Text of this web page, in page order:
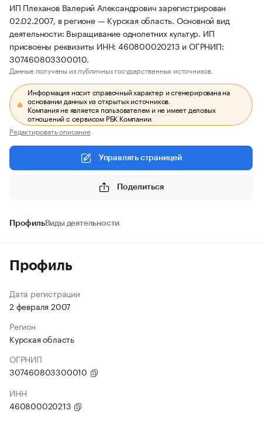
ИП Плеханов Валерий Александрович зарегистрирован
02.02.2007, в регионе — Курская область. Основной вид
деятельности: Выращивание однолетних культур. ИП
присвоены реквизиты ИНН: 460800020213 и ОГРНИП:
307460803300010.
Данные получены из публичных государственных источников.
Информация носит справочный характер и сгенерирована на
основании данных из открытых источников.
Компания не является пользователем и не имеет деловых
отношений с сервисом РБК Компании.
Редактировать описание
Управлять страницей
Поделиться
ПрофильВиды деятельности
Профиль
Дата регистрации
2 февраля 2007
Регион
Курская область
ОГРНИП
307460803300010
ИНН
460800020213